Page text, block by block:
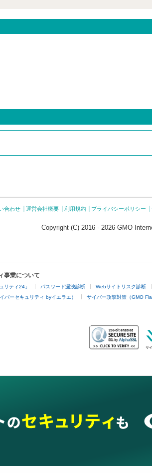
合わせ 運営会社概要 利用規約 プライバシーポリシー
Copyright (C) 2016 - 2026 GMO
事業について
リティ24」 パスワード漏洩診断 Webサイトリスク診断
バーセキュリティ byイエラエ） サイバー攻撃対策（GMO